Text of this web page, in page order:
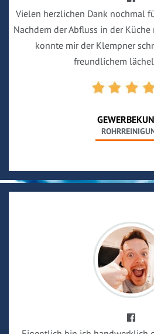
Vielen herzlichen Dank nochmal
Nachdem der Abfluss in der
konnte mir der Klempner
freundlichem